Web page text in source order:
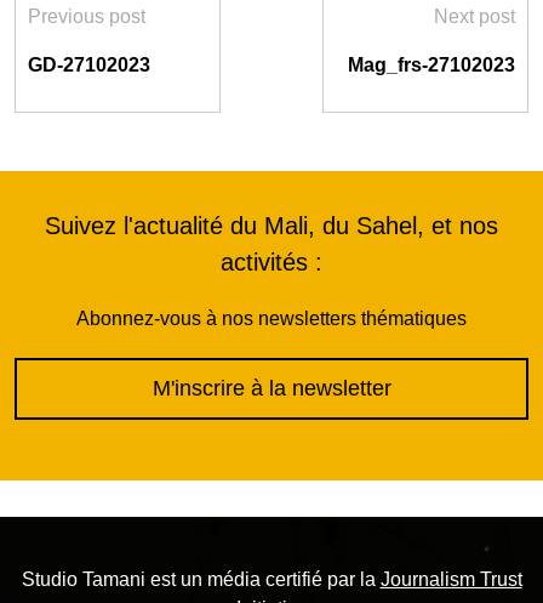
Previous post
GD-27102023
Next post
Mag_frs-27102023
Suivez l'actualité du Mali, du Sahel, et nos
activités :
Abonnez-vous à nos newsletters thématiques
M'inscrire à la newsletter
Studio Tamani est un média certifié par la Journalism Trust